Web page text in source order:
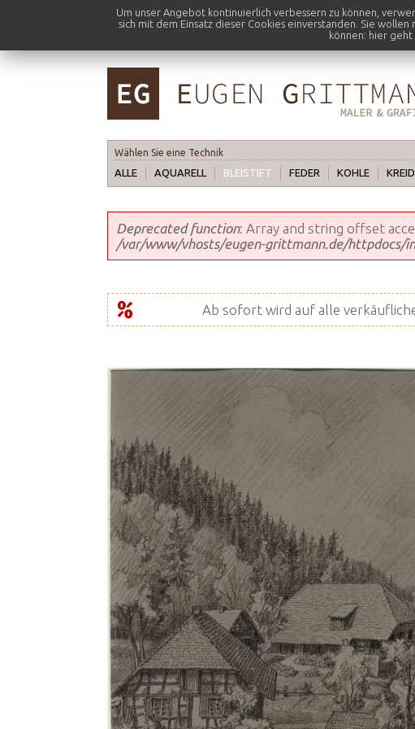
Um unser Angebot kontinuierlich verbessern zu können,
sich mit dem Einsatz dieser Cookies einverstanden. Sie
können: hier geht
Wählen Sie eine Technik
ALLE AQUARELL BLEISTIFT FEDER KOHLE
Fehlermeldung
Deprecated function: Array and string offset
/var/www/vhosts/eugen-grittmann.de/httpdocs/
Ab sofort wird auf alle